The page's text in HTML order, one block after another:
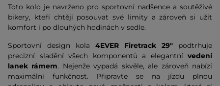
Toto kolo je navrženo pro sportovní nadšence a soutěživé
bikery, kteří chtějí posouvat své limity a zároveň si užít
komfort i po dlouhých hodinách v sedle.
Sportovní design kola 4EVER Firetrack 29" podtrhuje
precizní sladění všech komponentů a elegantní vedení
lanek rámem. Nejenže vypadá skvěle, ale zároveň nabízí
maximální funkčnost. Připravte se na jízdu plnou